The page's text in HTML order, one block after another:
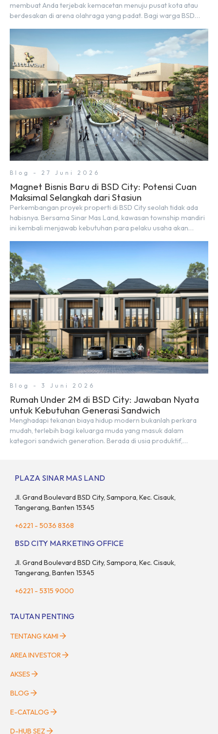
membuat Anda terjebak kemacetan menuju pusat kota atau
berdesakan di arena olahraga yang padat. Bagi warga BSD
sekitar yang rindang, estetik, dan menenangkan. Sebagai
kawasan township terpadu, BSD City terus bertransformasi
menjadi area hunian modern yang sangat mendukung […]
Blog - 27 Juni 2026
Magnet Bisnis Baru di BSD City: Potensi Cuan
Maksimal Selangkah dari Stasiun
Perkembangan proyek properti di BSD City seolah tidak ada
habisnya. Bersama Sinar Mas Land, kawasan township mandiri
ini kembali menjawab kebutuhan para pelaku usaha akan
keunggulan geografis yang sangat strategis. Letaknya
menempel langsung dengan dua pusat pergerakan massa […]
Blog - 3 Juni 2026
Rumah Under 2M di BSD City: Jawaban Nyata
untuk Kebutuhan Generasi Sandwich
Menghadapi tekanan biaya hidup modern bukanlah perkara
mudah, terlebih bagi keluarga muda yang masuk dalam
kategori sandwich generation. Berada di usia produktif,
Fenomena urban ini kian marak di kota-kota besar, termasuk di
PLAZA SINAR MAS LAND
Jl. Grand Boulevard BSD City, Sampora, Kec. Cisauk,
Tangerang, Banten 15345
+6221 - 5036 8368
BSD CITY MARKETING OFFICE
Jl. Grand Boulevard BSD City, Sampora, Kec. Cisauk,
Tangerang, Banten 15345
+6221 - 5315 9000
TAUTAN PENTING
TENTANG KAMI
AREA INVESTOR
AKSES
BLOG
E-CATALOG
D-HUB SEZ